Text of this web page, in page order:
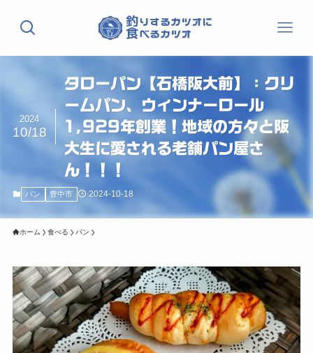
タローパン【石橋阪大前】：クリ
ームパン、ウィンナーロール
1,929年創業！地域の方々と阪
大生に愛される老舗パン屋さ
ん！！！
2024
10/18
パン 豊中市 2024-10-18
ホーム 食べる パン